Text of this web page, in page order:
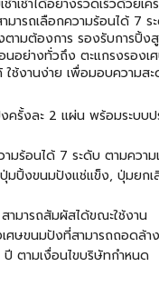
าเช้าได้อย่างรวดเร็วด้วยเ
มารถเลือกความร้อนได้ 7 ร
ามต้องการ รองรับการปิ้
อนอย่างทั่วถึง ตะแกรงรอง
ใช้งานง่าย เพื่อมอบความ
ครั้งละ 2 แผ่น พร้อมระบบ
ามร้อนได้ 7 ระดับ ตามควา
ปิ้งขนมปังแช่แข็ง, ปุ่มยกเ
ามารถสัมผัสได้ขณะใช้งาน
ศษขนมปังที่สามารถถอดล้า
ปี ตามเงื่อนไขบริษัทกำหนด